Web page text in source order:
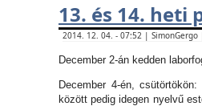
13. és 14. heti
2014. 12. 04. - 07:52 |
December 2-án kedden
December 4-én, csütörtökön:
között pedig idegen nyelvű